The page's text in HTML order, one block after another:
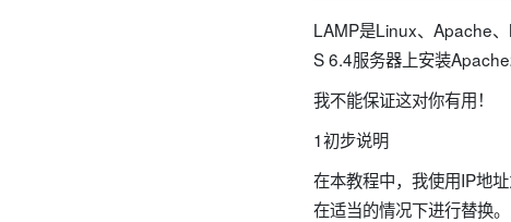
LAMP是Linux、Apache
S 6.4服务器上安装
我不能保证这对你有用！
1初步说明
在本教程中，我使用IP地
在适当的情况下进行替换。